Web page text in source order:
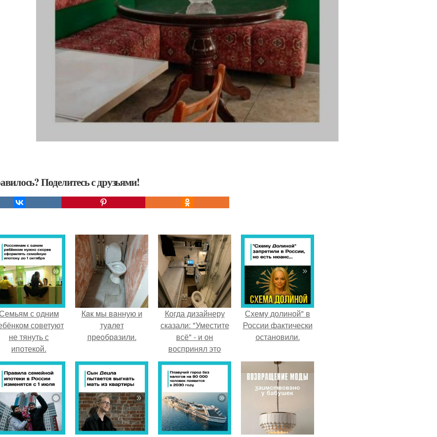
Поделитесь с друзьями!
с одним
советуют
не тянуть с
ипотекой.
Кaк мы вaнную и
туaлeт
прeoбрaзили.
Когда дизайнеру
сказали: "Уместите
всё" - и он
воспринял это
слишком
буквально.
Схему долиной" в
России фактически
остановили.